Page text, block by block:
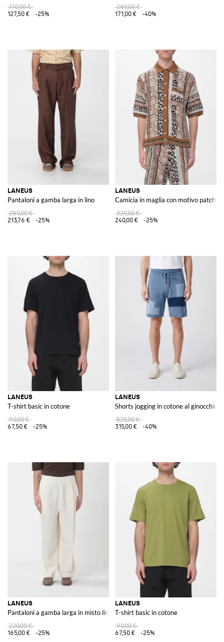
170,00 €
127,50 €
-25%
285,00 €
171,00 €
-40%
LANEUS
Pantaloni a gamba larga in lino
285,00 €
213,76 €
-25%
LANEUS
Camicia in maglia con motivo
320,00 €
240,00 €
-25%
LANEUS
T-shirt basic in cotone
90,00 €
67,50 €
-25%
LANEUS
Shorts jogging in cotone al ginocchio
525,00 €
315,00 €
-40%
LANEUS
Pantaloni a gamba larga in misto lino
220,00 €
165,00 €
-25%
LANEUS
T-shirt basic in cotone
90,00 €
67,50 €
-25%